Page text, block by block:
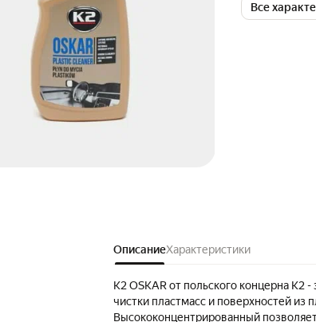
Все
ОписаниеХарактеристики
K2 OSKAR от польского концерна К2
чистки пластмасс и поверхностей из
Высококонцентрированный